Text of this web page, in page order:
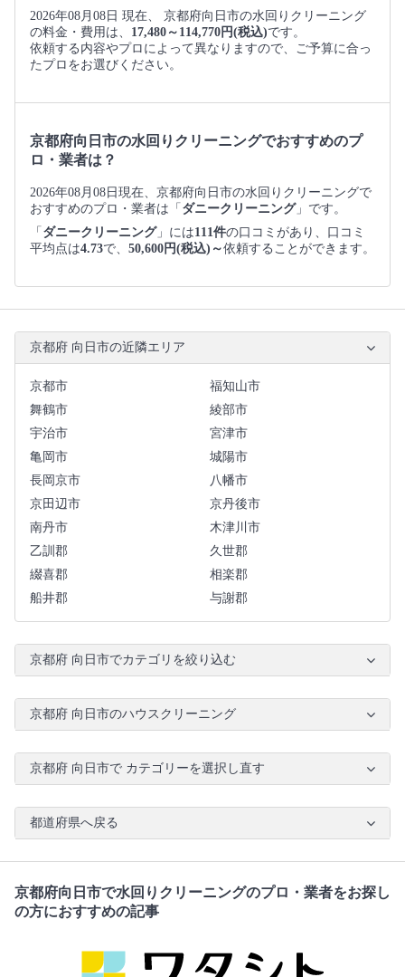
2026年08月08日 現在、 京都府向日市の水回りクリーニング
の料金・費用は、 17,480～114,770円(税込)です。
依頼する内容やプロによって異なりますので、ご予算に合っ
たプロをお選びください。
京都府向日市の水回りクリーニングでおすすめのプ
ロ・業者は？
2026年08月08日現在、京都府向日市の水回りクリーニングで
おすすめのプロ・業者は「 ダニークリーニング」です。
「 ダニークリーニング」には111件の口コミがあり、口コミ
平均点は4.73で、 50,600円(税込)～依頼することができます。
京都府 向日市の近隣エリア
京都市
福知山市
舞鶴市
綾部市
宇治市
宮津市
亀岡市
城陽市
長岡京市
八幡市
京田辺市
京丹後市
南丹市
木津川市
乙訓郡
久世郡
綴喜郡
相楽郡
船井郡
与謝郡
京都府 向日市でカテゴリを絞り込む
京都府 向日市のハウスクリーニング
京都府 向日市で カテゴリーを選択し直す
都道府県へ戻る
京都府向日市で水回りクリーニングのプロ・業者をお探し
の方におすすめの記事